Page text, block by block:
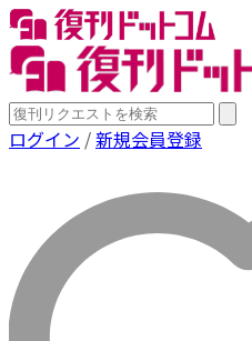
ログイン /新規会員登録